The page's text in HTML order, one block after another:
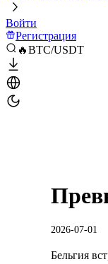
Войти
Регистрация
🔥BTC/USDT
2026-07-01
Бельгия